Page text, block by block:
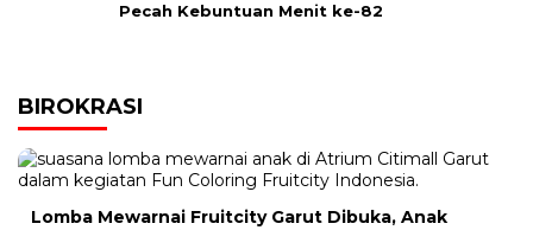
Pecah Kebuntuan Menit ke-82
BIROKRASI
Lomba Mewarnai Fruitcity Garut Dibuka, Anak